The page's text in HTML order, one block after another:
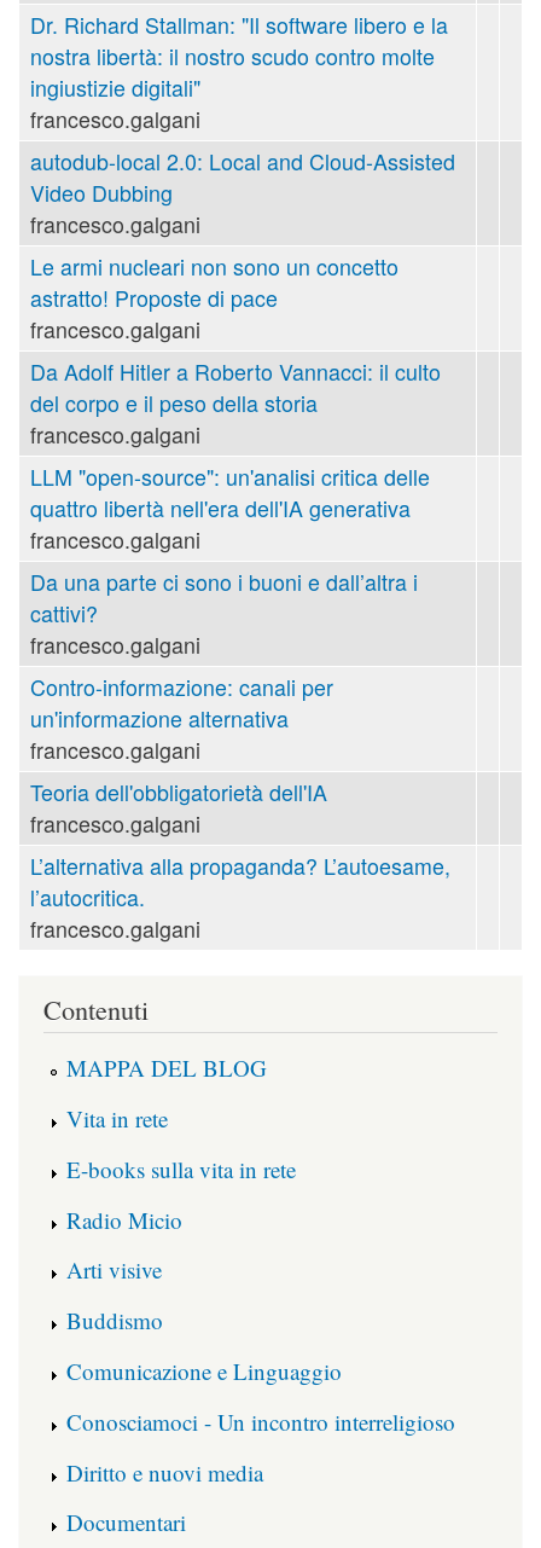
Dr. Richard Stallman: "Il software libero e la
nostra libertà: il nostro scudo contro molte
ingiustizie digitali"
francesco.galgani
autodub-local 2.0: Local and Cloud-Assisted
Video Dubbing
francesco.galgani
Le armi nucleari non sono un concetto
astratto! Proposte di pace
francesco.galgani
Da Adolf Hitler a Roberto Vannacci: il culto
del corpo e il peso della storia
francesco.galgani
LLM "open-source": un'analisi critica delle
quattro libertà nell'era dell'IA generativa
francesco.galgani
Da una parte ci sono i buoni e dall’altra i
cattivi?
francesco.galgani
Contro-informazione: canali per
un'informazione alternativa
francesco.galgani
Teoria dell'obbligatorietà dell'IA
francesco.galgani
L’alternativa alla propaganda? L’autoesame,
l’autocritica.
francesco.galgani
Contenuti
MAPPA DEL BLOG
Vita in rete
E-books sulla vita in rete
Radio Micio
Arti visive
Buddismo
Comunicazione e Linguaggio
Conosciamoci - Un incontro interreligioso
Diritto e nuovi media
Documentari